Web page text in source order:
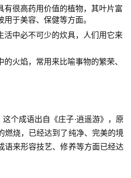
有很高药用价值的植物，其叶片富
于美容、保健等方面。
活中必不可少的炊具，人们用它来
的火焰，常用来比喻事物的繁荣、
个成语出自《庄子·逍遥游》，原
燃烧，已经达到了纯净、完美的境
语来形容技艺、修养等方面已经达